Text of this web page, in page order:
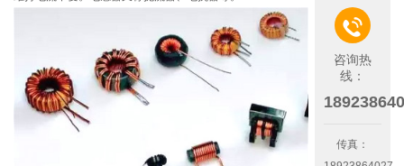

咨询热
线：
传真：